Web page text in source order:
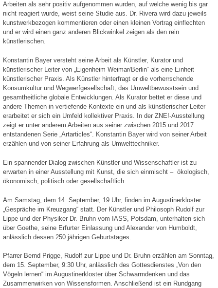
Arbeiten als sehr positiv aufgenommen wurden, auf welche wenig bis gar
nicht reagiert wurde, weist seine Studie aus. Dr. Rivera wird dazu jeweils
kunstwerkbezogen kommentieren oder einen kleinen Vortrag einflechten
und er wird einen ganz anderen Blickwinkel zeigen als den rein
künstlerischen.
Konstantin Bayer versteht seine Arbeit als Künstler, Kurator und
künstlerischer Leiter von „Eigenheim Weimar/Berlin“ als eine Einheit
künstlerischer Praxis. Als Künstler hinterfragt er die vorherrschende
Konsumkultur und Wegwerfgesellschaft, das Umweltbewusstsein und
gesamtheitliche globale Entwicklungen. Als Kurator bettet er diese und
andere Themen in vertiefende Kontexte ein und als künstlerischer Leiter
erarbeitet er sich ein Umfeld kollektiver Praxis. In der ZNE!-Ausstellung
zeigt er unter anderem Arbeiten aus seiner zwischen 2015 und 2017
entstandenen Serie „Artarticles“. Konstantin Bayer wird von seiner Arbeit
erzählen und von seiner Erfahrung als Umwelttechniker.
Ein spannender Dialog zwischen Künstler und Wissenschaftler ist zu
erwarten in einer Ausstellung mit Kunst, die sich einmischt – ökologisch,
ökonomisch, politisch oder gesellschaftlich.
Am Samstag, dem 14. September, 19 Uhr, finden im Augustinerkloster
„Gespräche im Kreuzgang“ statt. Der Künstler und Philosoph Rudolf zur
Lippe und der Physiker Dr. Bruhn vom IASS, Potsdam, unterhalten sich
über Goethe, seine Erfurter Einlassung und Alexander von Humboldt,
anlässlich dessen 250 jährigen Geburtstages.
Pfarrer Bernd Prigge, Rudolf zur Lippe und Dr. Bruhn erzählen am Sonntag,
dem 15. September, 9:30 Uhr, anlässlich des Gottesdienstes „Von den
Vögeln lernen“ im Augustinerkloster über Schwarmdenken und das
Zusammenwirken von Wissensformen. Anschließend ist ein Rundgang